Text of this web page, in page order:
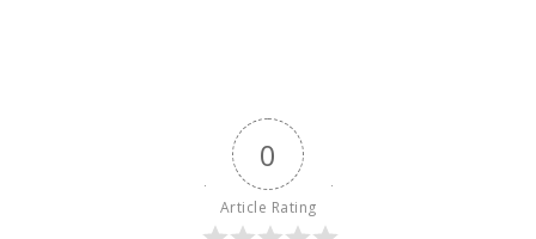
0
Article Rating